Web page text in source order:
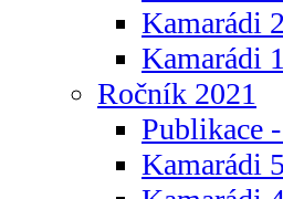
Kamarádi
Kamarádi
Ročník 2021
Publikace
Kamarádi